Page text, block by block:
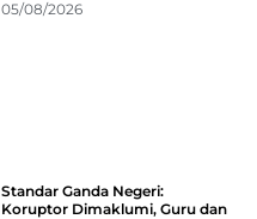
05/08/2026
Standar Ganda Negeri:
Koruptor Dimaklumi, Guru dan